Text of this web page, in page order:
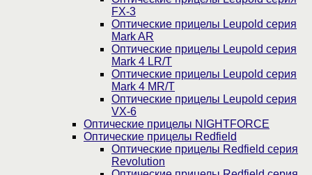
FX-3
Оптические прицелы Leupold серия
Mark AR
Оптические прицелы Leupold серия
Mark 4 LR/T
Оптические прицелы Leupold серия
Mark 4 MR/T
Оптические прицелы Leupold серия
VX-6
Оптические прицелы NIGHTFORCE
Оптические прицелы Redfield
Оптические прицелы Redfield серия
Revolution